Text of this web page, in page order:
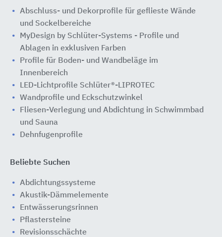
Abschluss- und Dekorprofile für geflieste Wände
und Sockelbereiche
MyDesign by Schlüter-Systems - Profile und
Ablagen in exklusiven Farben
Profile für Boden- und Wandbeläge im
Innenbereich
LED-Lichtprofile Schlüter®-LIPROTEC
Wandprofile und Eckschutzwinkel
Fliesen-Verlegung und Abdichtung in Schwimmbad
und Sauna
Dehnfugenprofile
Beliebte Suchen
Abdichtungssysteme
Akustik-Dämmelemente
Entwässerungsrinnen
Pflastersteine
Revisionsschächte